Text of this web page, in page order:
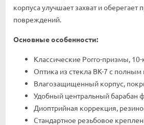
корпуса улучшает захват и оберегает
повреждений.
Основные особенности:
Классические Porro-призмы, 10-
Оптика из стекла BK-7 с
Влагозащищенный корпус,
Удобный центральный барабан
Диоптрийная коррекция,
Стандартное резьбовое